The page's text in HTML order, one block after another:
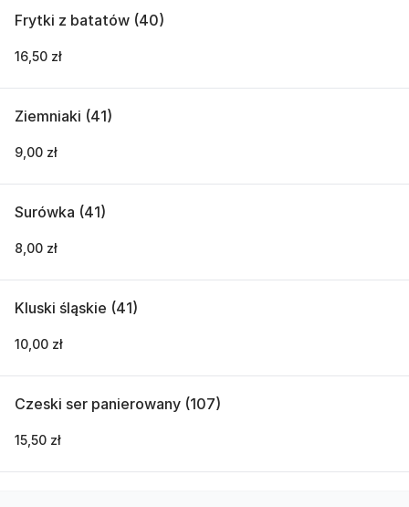
Frytki z batatów (40)
16,50 zł
Ziemniaki (41)
9,00 zł
Surówka (41)
8,00 zł
Kluski śląskie (41)
10,00 zł
Czeski ser panierowany (107)
15,50 zł